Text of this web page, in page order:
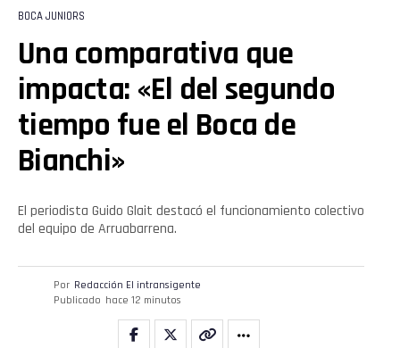
BOCA JUNIORS
Una comparativa que
impacta: «El del segundo
tiempo fue el Boca de
Bianchi»
El periodista Guido Glait destacó el funcionamiento colectivo
del equipo de Arruabarrena.
Por Redacción El intransigente
Publicado hace 12 minutos
Whatsapp
Email